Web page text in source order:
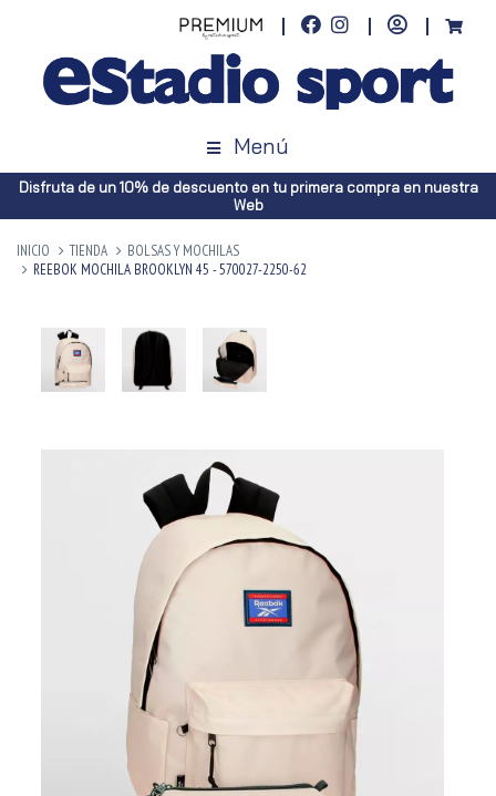
Menú
Disfruta de un 10% de descuento en tu primera compra en nuestra
Web
INICIO TIENDA
BOLSAS Y MOCHILAS
REEBOK MOCHILA BROOKLYN 45 - 570027-2250-62